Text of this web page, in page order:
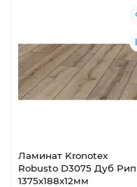
Ламинат Kronotex
Robusto D3075 Дуб Рип
1375х188х12мм